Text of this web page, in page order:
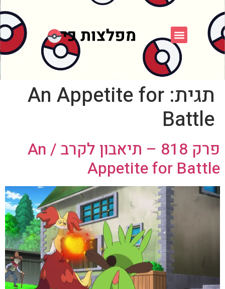
תגית: An Appetite for
Battle
פרק 818 – תיאבון לקרב / An
Appetite for Battle